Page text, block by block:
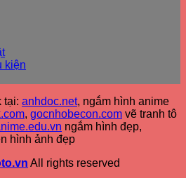
kiện
tại: anhdoc.net, ngắm hình anime
, gocnhobecon.com vẽ tranh tô
ngắm hình đẹp,
hình ảnh đẹp
All rights reserved